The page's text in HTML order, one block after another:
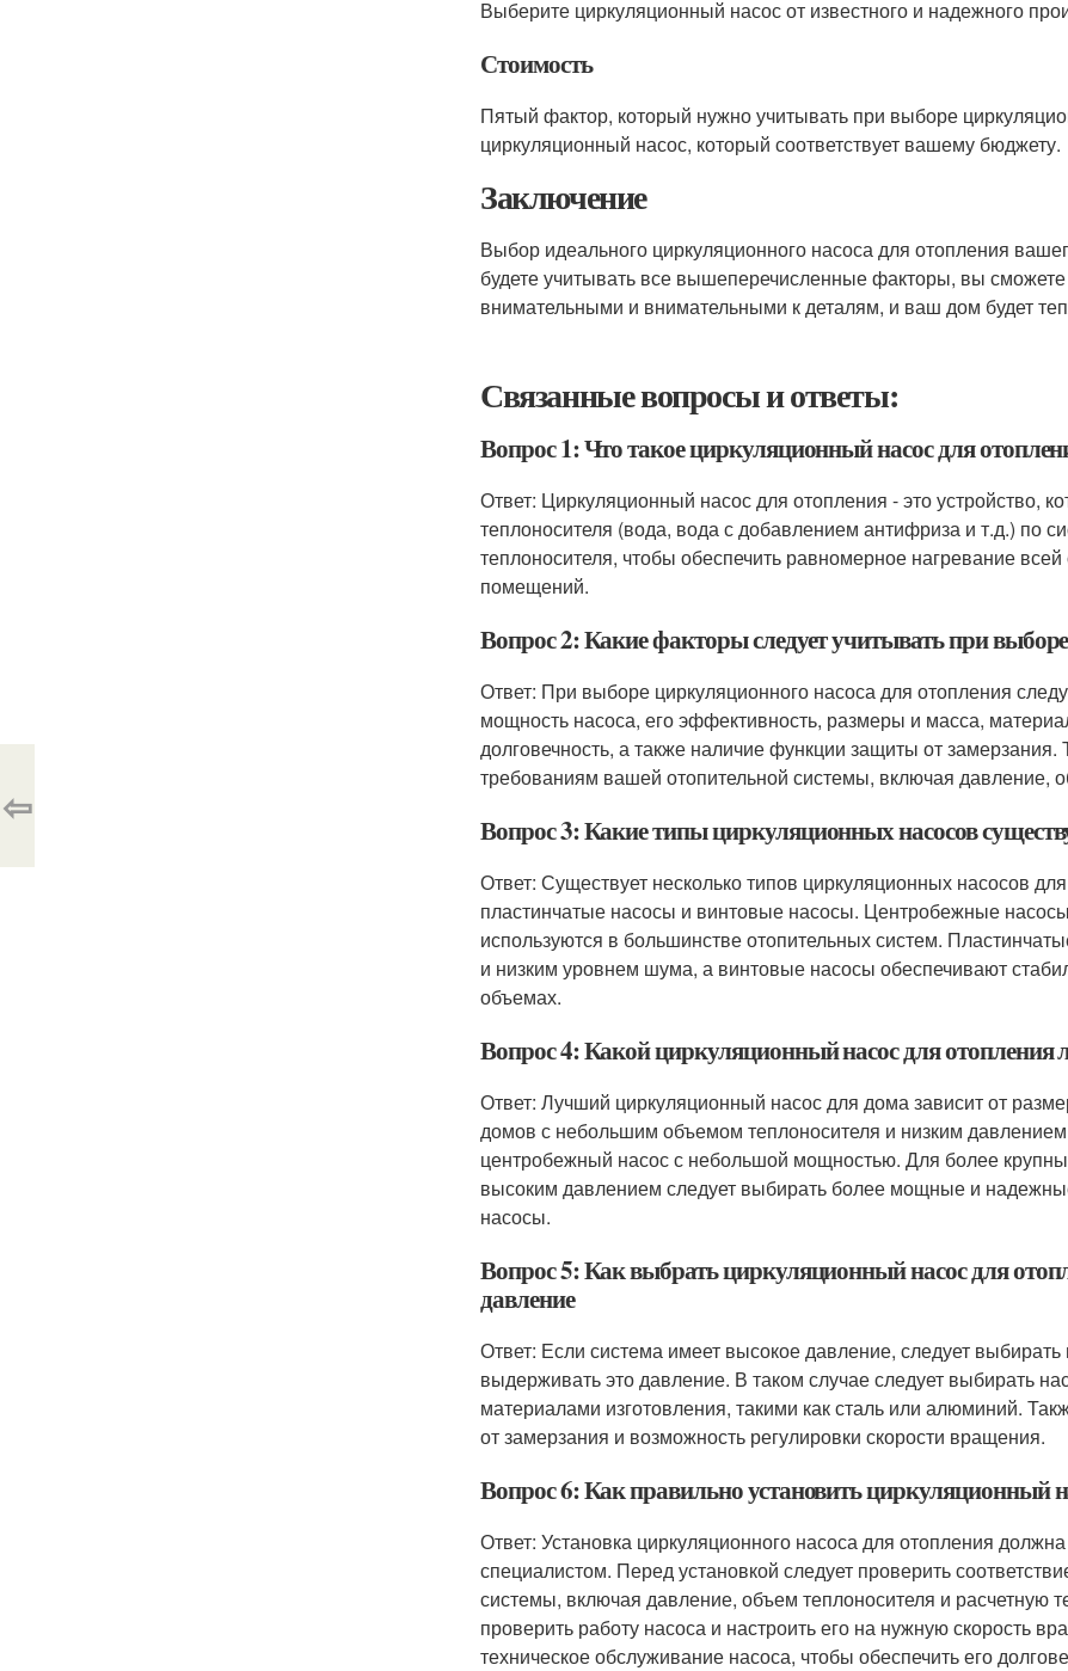
Выберите циркуляционный насос от известного и надежного
Стоимость
Пятый фактор, который нужно учитывать при выборе
циркуляционный насос, который соответствует вашему бюджету.
Заключение
Выбор идеального циркуляционного насоса для отопления
будете учитывать все вышеперечисленные факторы, вы
внимательными и внимательными к деталям, и ваш дом будет
Связанные вопросы и ответы:
Вопрос 1: Что такое циркуляционный насос для
Ответ: Циркуляционный насос для отопления - это устройство,
теплоносителя (вода, вода с добавлением антифриза и т.д.) по
теплоносителя, чтобы обеспечить равномерное нагревание
помещений.
Вопрос 2: Какие факторы следует учитывать при
Ответ: При выборе циркуляционного насоса для отопления
мощность насоса, его эффективность, размеры и масса,
долговечность, а также наличие функции защиты от замерзания.
требованиям вашей отопительной системы, включая давление,
Вопрос 3: Какие типы циркуляционных насосов
Ответ: Существует несколько типов циркуляционных насосов
пластинчатые насосы и винтовые насосы. Центробежные
используются в большинстве отопительных систем.
и низким уровнем шума, а винтовые насосы обеспечивают
объемах.
Вопрос 4: Какой циркуляционный насос для отопления
Ответ: Лучший циркуляционный насос для дома зависит от
домов с небольшим объемом теплоносителя и низким
центробежный насос с небольшой мощностью. Для более
высоким давлением следует выбирать более мощные и
насосы.
Вопрос 5: Как выбрать циркуляционный насос для
давление
Ответ: Если система имеет высокое давление, следует
выдерживать это давление. В таком случае следует выбирать
материалами изготовления, такими как сталь или алюминий.
от замерзания и возможность регулировки скорости вращения.
Вопрос 6: Как правильно установить циркуляционный
Ответ: Установка циркуляционного насоса для отопления
специалистом. Перед установкой следует проверить
системы, включая давление, объем теплоносителя и расчетную
проверить работу насоса и настроить его на нужную скорость
техническое обслуживание насоса, чтобы обеспечить его
⇦